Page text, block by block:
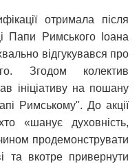
отримала після
Папи Римського Іоана
відгукувався про
Згодом колектив
ініціативу на пошану
Римському". До акції
«шанує духовність,
продемонструвати
та вкотре привернути